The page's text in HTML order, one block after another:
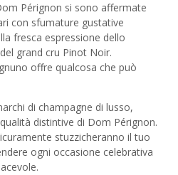
Pérignon si sono affermate
con sfumature gustative
fresca espressione dello
grand cru Pinot Noir.
offre qualcosa che può
di champagne di lusso,
distintive di Dom Pérignon.
stuzzicheranno il tuo
ogni occasione celebrativa